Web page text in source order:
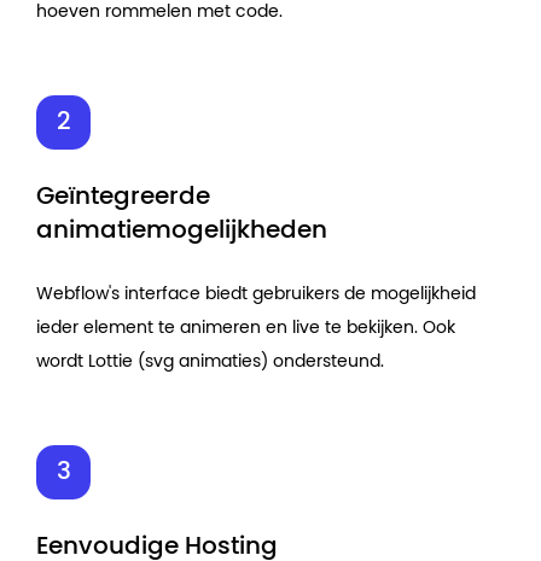
hoeven rommelen met code.
Geïntegreerde
animatiemogelijkheden
Webflow's interface biedt gebruikers de mogelijkheid
ieder element te animeren en live te bekijken. Ook
wordt Lottie (svg animaties) ondersteund.
Eenvoudige Hosting